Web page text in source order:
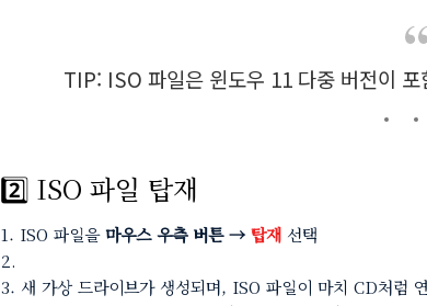
TIP: ISO 파일은 윈도우 11 다중 버전이
2️⃣ ISO 파일 탑재
ISO 파일을마우스 우측 버튼 → 탑재 선택
새 가상 드라이브가 생성되며, ISO 파일이 마치 CD처럼